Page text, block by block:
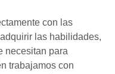
con las
las habilidades,
necesitan para
trabajamos con